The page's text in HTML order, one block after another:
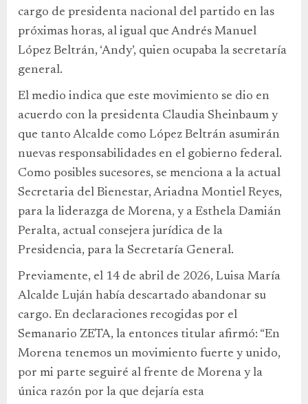
cargo de presidenta nacional del partido en las
próximas horas, al igual que Andrés Manuel
López Beltrán, ‘Andy’, quien ocupaba la secretaría
general.
El medio indica que este movimiento se dio en
acuerdo con la presidenta Claudia Sheinbaum y
que tanto Alcalde como López Beltrán asumirán
nuevas responsabilidades en el gobierno federal.
Como posibles sucesores, se menciona a la actual
Secretaria del Bienestar, Ariadna Montiel Reyes,
para la liderazga de Morena, y a Esthela Damián
Peralta, actual consejera jurídica de la
Presidencia, para la Secretaría General.
Previamente, el 14 de abril de 2026, Luisa María
Alcalde Luján había descartado abandonar su
cargo. En declaraciones recogidas por el
Semanario ZETA, la entonces titular afirmó: “En
Morena tenemos un movimiento fuerte y unido,
por mi parte seguiré al frente de Morena y la
única razón por la que dejaría esta